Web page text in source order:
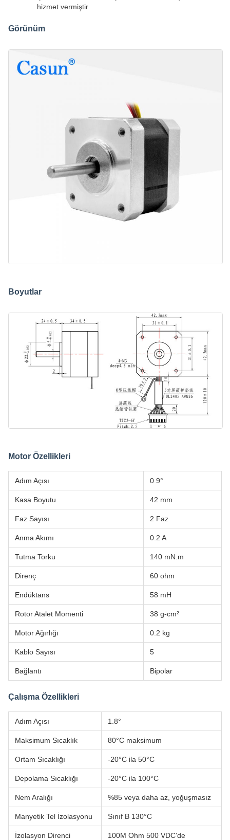
hizmet vermiştir
Görünüm
Boyutlar
Motor Özellikleri
Adım Açısı 0.9°
Kasa Boyutu 42 mm
Faz Sayısı 2 Faz
Anma Akımı 0.2 A
Tutma Torku 140 mN.m
Direnç 60 ohm
Endüktans 58 mH
Rotor Atalet Momenti 38 g-cm²
Motor Ağırlığı 0.2 kg
Kablo Sayısı 5
Bağlantı Bipolar
Çalışma Özellikleri
Adım Açısı 1.8°
Maksimum Sıcaklık 80°C maksimum
Ortam Sıcaklığı -20°C ila 50°C
Depolama Sıcaklığı -20°C ila 100°C
Nem Aralığı %85 veya daha az, yoğuşmasız
Manyetik Tel İzolasyonu Sınıf B 130°C
İzolasyon Direnci 100M Ohm 500 VDC'de